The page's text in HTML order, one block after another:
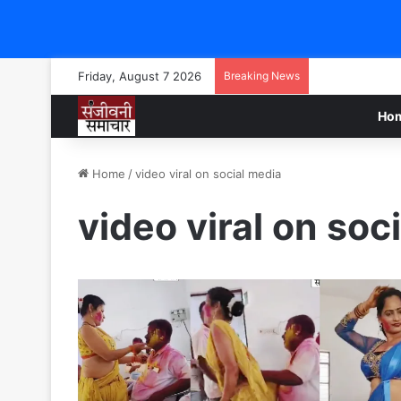
Friday, August 7 2026 Breaking News
Home /video viral on social media
video viral on